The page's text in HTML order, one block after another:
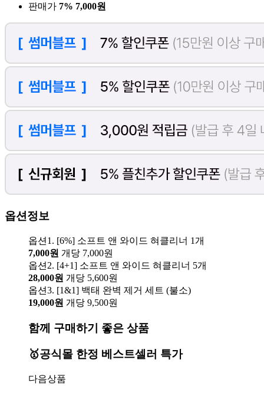
판매가 7% 7,000원
옵션정보
옵션1. [6%] 소프트 앤 와이드 혀클리너 1개
7,000원 개당 7,000원
옵션2. [4+1] 소프트 앤 와이드 혀클리너 5개
28,000원 개당 5,600원
옵션3. [1&1] 백태 완벽 제거 세트 (불소)
19,000원 개당 9,500원
함께 구매하기 좋은 상품
🥇공식몰 한정 베스트셀러 특가
다음상품